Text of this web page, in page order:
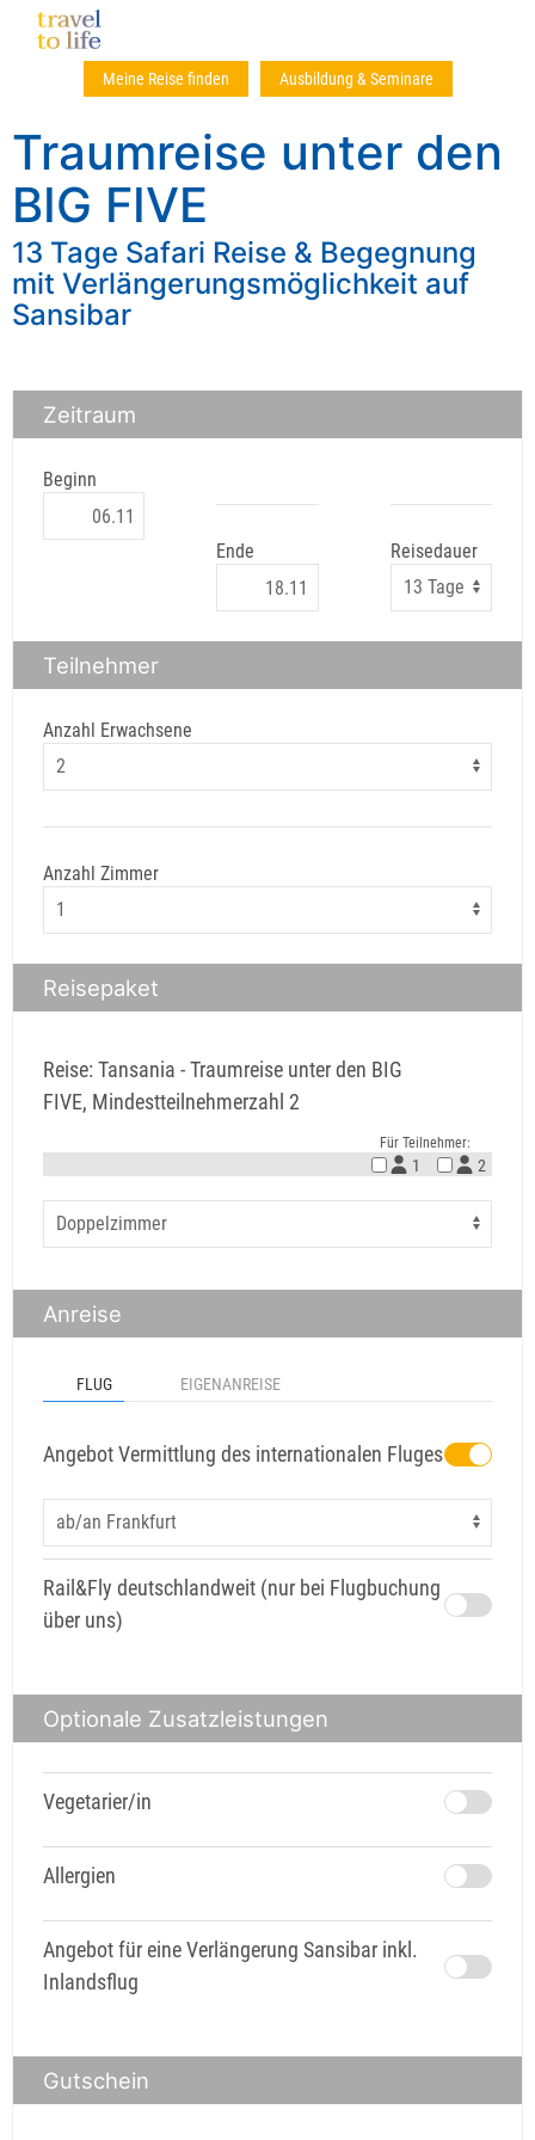
Meine Reise finden Ausbildung & Seminare
Traumreise unter den
BIG FIVE
13 Tage Safari Reise & Begegnung
mit Verlängerungsmöglichkeit auf
Sansibar
Zeitraum
Beginn
Ende Reisedauer
Teilnehmer
Anzahl Erwachsene
Anzahl Zimmer
Reisepaket
Reise: Tansania - Traumreise unter den BIG
FIVE, Mindestteilnehmerzahl 2
Für Teilnehmer:
1 2
Anreise
FLUG EIGENANREISE
Angebot Vermittlung des internationalen Fluges
Rail&Fly deutschlandweit (nur bei Flugbuchung
über uns)
Optionale Zusatzleistungen
Vegetarier/in
Allergien
Angebot für eine Verlängerung Sansibar inkl.
Inlandsflug
Gutschein